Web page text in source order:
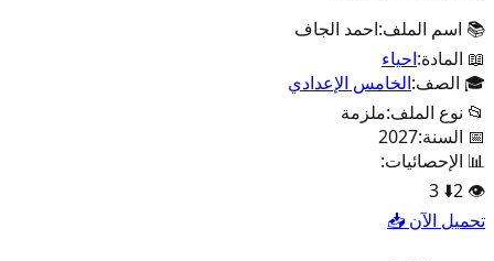
📚 اسم الملف:احمد الجاف
📖 المادة:احياء
🎓 الصف:الخامس الإعدادي
📂 نوع الملف:ملزمة
📅 السنة:2027
📊 الإحصائيات:
👁️
2
⬇️
3
تحميل الآن 📥